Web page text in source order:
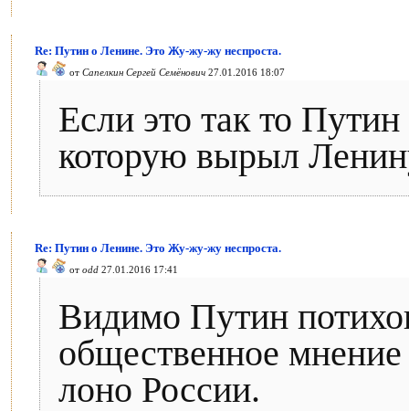
Re: Путин о Ленине. Это Жу-жу-жу неспроста.
от Сапелкин Сергей Семёнович 27.01.2016 18:07
Если это так то
которую вырыл
Re: Путин о Ленине. Это Жу-жу-жу неспроста.
от odd 27.01.2016 17:41
Видимо Путин
общественное мнение
лоно России.